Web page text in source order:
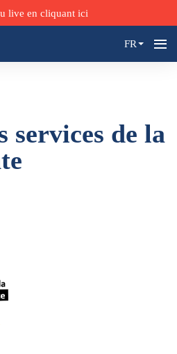
live en cliquant ici
FR
services de la